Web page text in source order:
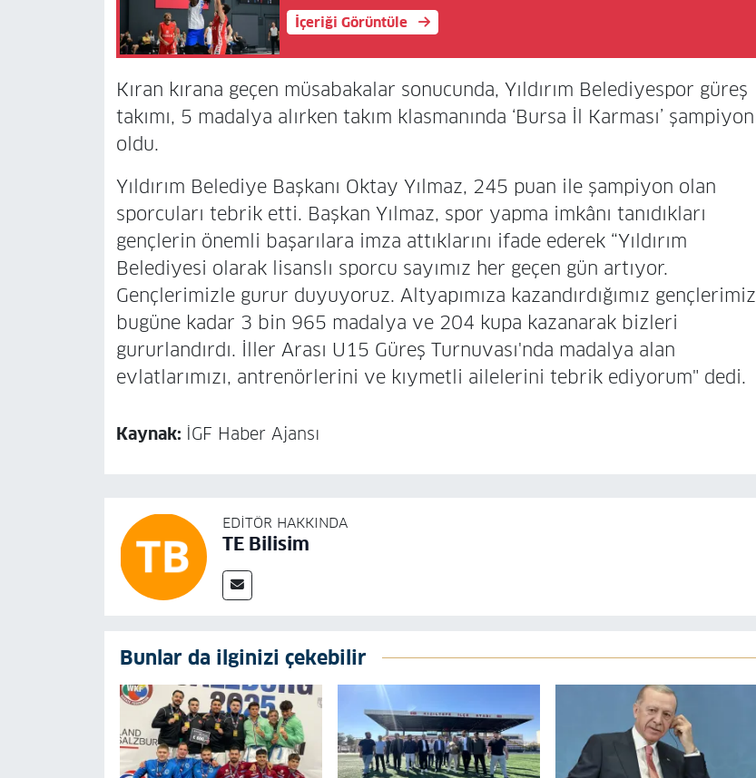
İçeriği Görüntüle
Kıran kırana geçen müsabakalar sonucunda, Yıldırım Belediyespor güreş
takımı, 5 madalya alırken takım klasmanında ‘Bursa İl Karması’ şampiyon
oldu.
Yıldırım Belediye Başkanı Oktay Yılmaz, 245 puan ile şampiyon olan
sporcuları tebrik etti. Başkan Yılmaz, spor yapma imkânı tanıdıkları
gençlerin önemli başarılara imza attıklarını ifade ederek “Yıldırım
Belediyesi olarak lisanslı sporcu sayımız her geçen gün artıyor.
Gençlerimizle gurur duyuyoruz. Altyapımıza kazandırdığımız gençlerimiz
bugüne kadar 3 bin 965 madalya ve 204 kupa kazanarak bizleri
gururlandırdı. İller Arası U15 Güreş Turnuvası'nda madalya alan
evlatlarımızı, antrenörlerini ve kıymetli ailelerini tebrik ediyorum" dedi.
Kaynak: İGF Haber Ajansı
EDITÖR HAKKINDA
TE Bilisim
Bunlar da ilginizi çekebilir